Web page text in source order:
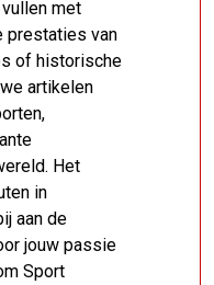
met
prestaties van
of historische
artikelen
Het
in
aan de
jouw passie
Sport